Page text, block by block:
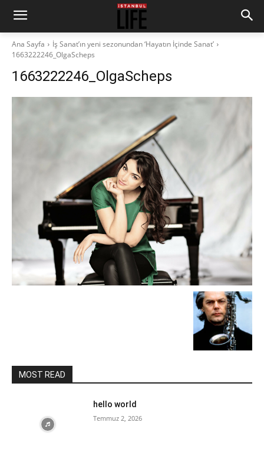
Ana Sayfa
İş Sanat’ın yeni sezonundan ‘Hayatın İçinde Sanat’
1663222246_OlgaScheps
1663222246_OlgaScheps
MOST READ
hello world
Temmuz 2, 2026